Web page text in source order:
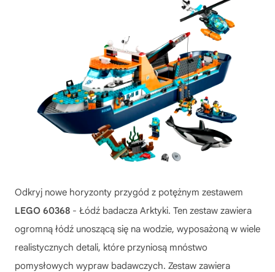
Odkryj nowe horyzonty przygód z potężnym zestawem
LEGO 60368 - Łódź badacza Arktyki. Ten zestaw zawiera
ogromną łódź unoszącą się na wodzie, wyposażoną w wiele
realistycznych detali, które przyniosą mnóstwo
pomysłowych wypraw badawczych. Zestaw zawiera